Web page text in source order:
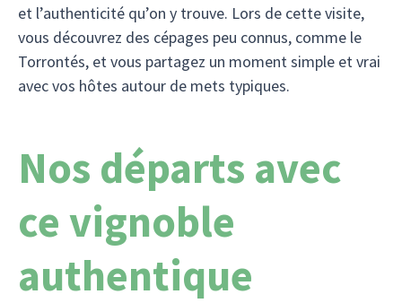
et l’authenticité qu’on y trouve. Lors de cette visite,
vous découvrez des cépages peu connus, comme le
Torrontés, et vous partagez un moment simple et vrai
avec vos hôtes autour de mets typiques.
Nos départs avec
ce vignoble
authentique